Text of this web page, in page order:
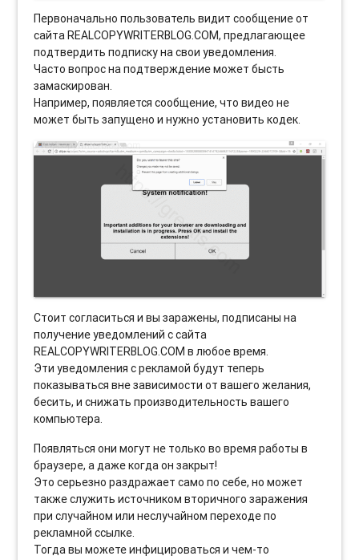
Первоначально пользователь видит сообщение от
сайта REALCOPYWRITERBLOG.COM, предлагающее
подтвердить подписку на свои уведомления.
Часто вопрос на подтверждение может бысть
замаскирован.
Например, появляется сообщение, что видео не
может быть запущено и нужно установить кодек.
Стоит согласиться и вы заражены, подписаны на
получение уведомлений с сайта
REALCOPYWRITERBLOG.COM в любое время.
Эти уведомления с рекламой будут теперь
показываться вне зависимости от вашего желания,
бесить, и снижать производительность вашего
компьютера.
Появляться они могут не только во время работы в
браузере, а даже когда он закрыт!
Это серьезно раздражает само по себе, но может
также служить источником вторичного заражения
при случайном или неслучайном переходе по
рекламной ссылке.
Тогда вы можете инфицироваться и чем-то